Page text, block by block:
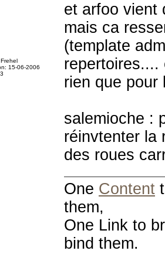
15-06-2006
et arfoo vient
mais ca
(template
repertoires....
rien que pour
salemioche :
réinvtenter la
des roues
One Content
them,
One Link to
bind them.